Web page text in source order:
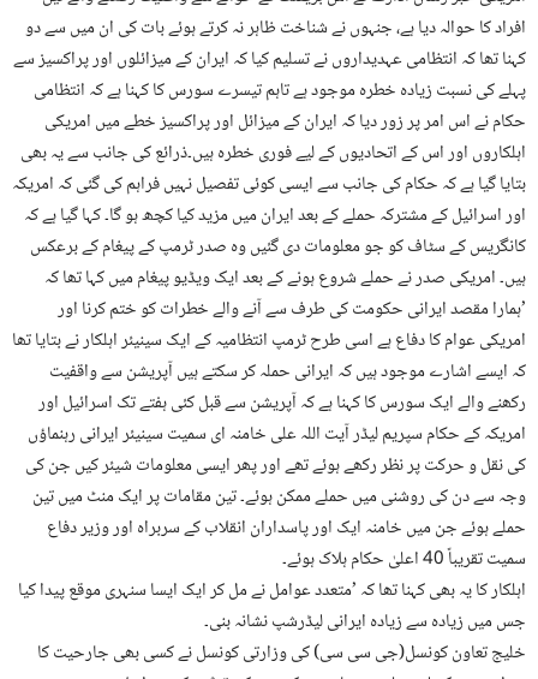
افراد کا حوالہ دیا ہے، جنہوں نے شناخت ظاہر نہ کرتے ہوئے بات کی ان میں سے دو
کہنا تھا کہ انتظامی عہدیداروں نے تسلیم کیا کہ ایران کے میزائلوں اور پراکسیز سے
پہلے کی نسبت زیادہ خطرہ موجود ہے تاہم تیسرے سورس کا کہنا ہے کہ انتظامی
حکام نے اس امر پر زور دیا کہ ایران کے میزائل اور پراکسیز خطے میں امریکی
اہلکاروں اور اس کے اتحادیوں کے لیے فوری خطرہ ہیں۔ذرائع کی جانب سے یہ بھی
بتایا گیا ہے کہ حکام کی جانب سے ایسی کوئی تفصیل نہیں فراہم کی گئی کہ امریکہ
اور اسرائیل کے مشترکہ حملے کے بعد ایران میں مزید کیا کچھ ہو گا۔ کہا گیا ہے کہ
کانگریس کے سٹاف کو جو معلومات دی گئیں وہ صدر ٹرمپ کے پیغام کے برعکس
ہیں۔ امریکی صدر نے حملے شروع ہونے کے بعد ایک ویڈیو پیغام میں کہا تھا کہ
’ہمارا مقصد ایرانی حکومت کی طرف سے آنے والے خطرات کو ختم کرنا اور
امریکی عوام کا دفاع ہے اسی طرح ٹرمپ انتظامیہ کے ایک سینیئر اہلکار نے بتایا تھا
کہ ایسے اشارے موجود ہیں کہ ایرانی حملہ کر سکتے ہیں آپریشن سے واقفیت
رکھنے والے ایک سورس کا کہنا ہے کہ آپریشن سے قبل کئی ہفتے تک اسرائیل اور
امریکہ کے حکام سپریم لیڈر آیت اللہ علی خامنہ ای سمیت سینیئر ایرانی رہنماؤں
کی نقل و حرکت پر نظر رکھے ہوئے تھے اور پھر ایسی معلومات شیئر کیں جن کی
وجہ سے دن کی روشنی میں حملے ممکن ہوئے۔ تین مقامات پر ایک منٹ میں تین
حملے ہوئے جن میں خامنہ ایک اور پاسداران انقلاب کے سربراہ اور وزیر دفاع
سمیت تقریباً 40 اعلیٰ حکام ہلاک ہوئے۔
اہلکار کا یہ بھی کہنا تھا کہ ’متعدد عوامل نے مل کر ایک ایسا سنہری موقع پیدا کیا
جس میں زیادہ سے زیادہ ایرانی لیڈرشپ نشانہ بنی۔
خلیج تعاون کونسل(جی سی سی) کی وزارتی کونسل نے کسی بھی جارحیت کا